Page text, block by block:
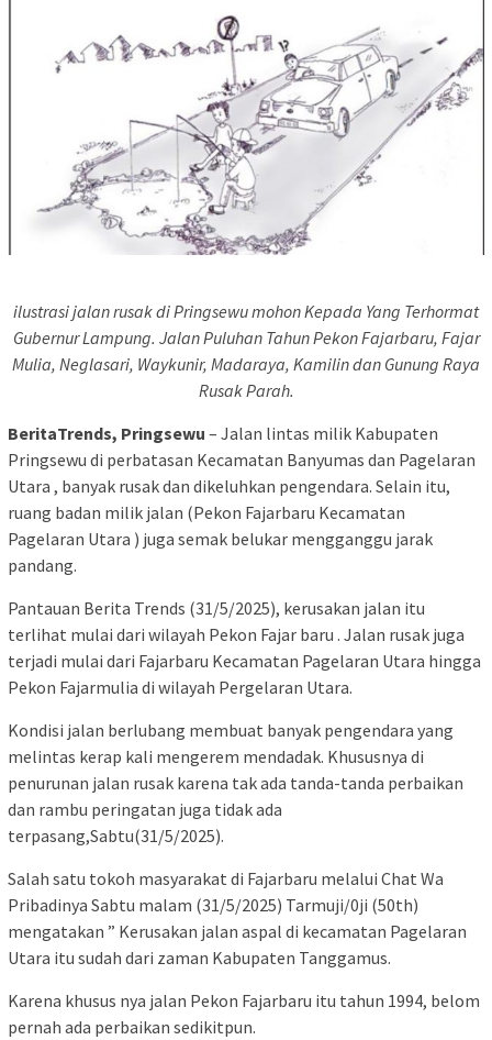
ilustrasi jalan rusak di Pringsewu mohonKepada Yang Terhormat
Gubernur Lampung. Jalan Puluhan Tahun Pekon Fajarbaru, Fajar
Mulia, Neglasari, Waykunir, Madaraya, Kamilin dan Gunung Raya
Rusak Parah.
BeritaTrends, Pringsewu – Jalan lintas milik Kabupaten
Pringsewu di perbatasan Kecamatan Banyumas dan Pagelaran
Utara , banyak rusak dan dikeluhkan pengendara. Selain itu,
ruang badan milik jalan (Pekon Fajarbaru Kecamatan
Pagelaran Utara ) juga semak belukar mengganggu jarak
pandang.
Pantauan Berita Trends (31/5/2025), kerusakan jalan itu
terlihat mulai dari wilayah Pekon Fajar baru . Jalan rusak juga
terjadi mulai dari Fajarbaru Kecamatan Pagelaran Utara hingga
Pekon Fajarmulia di wilayah Pergelaran Utara.
Kondisi jalan berlubang membuat banyak pengendara yang
melintas kerap kali mengerem mendadak. Khususnya di
penurunan jalan rusak karena tak ada tanda-tanda perbaikan
dan rambu peringatan juga tidak ada
terpasang,Sabtu(31/5/2025).
Salah satu tokoh masyarakat di Fajarbaru melalui Chat Wa
Pribadinya Sabtu malam (31/5/2025) Tarmuji/0ji (50th)
mengatakan ” Kerusakan jalan aspal di kecamatan Pagelaran
Utara itu sudah dari zaman Kabupaten Tanggamus.
Karena khusus nya jalan Pekon Fajarbaru itu tahun 1994, belom
pernah ada perbaikan sedikitpun.